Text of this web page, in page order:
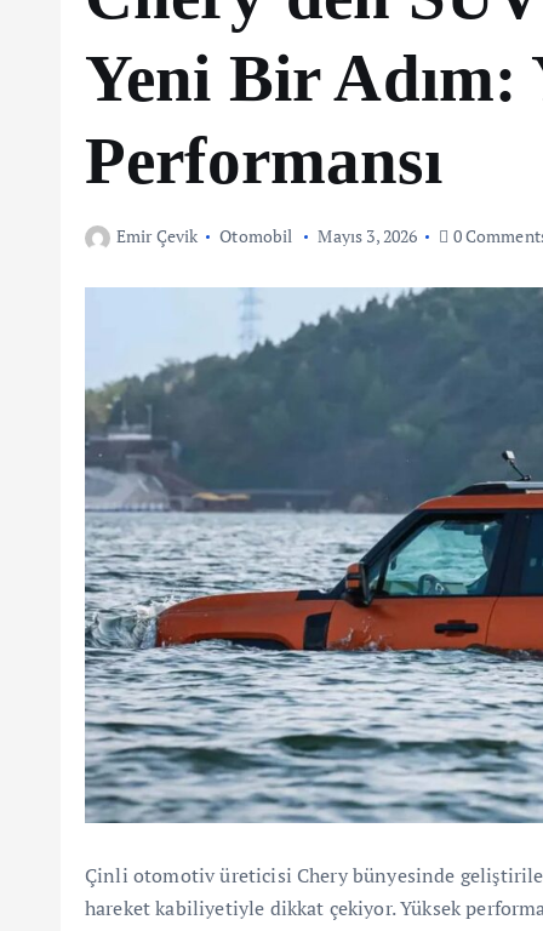
Yeni Bir Adım:
Performansı
Emir Çevik Otomobil Mayıs 3, 2026 0
Çinli otomotiv üreticisi Chery bünyesinde
hareket kabiliyetiyle dikkat çekiyor. Yüksek